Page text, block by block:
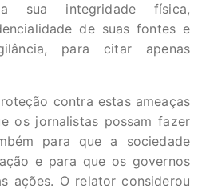
sua integridade física,
de suas fontes e
para citar apenas
contra estas ameaças
os jornalistas possam fazer
para que a sociedade
e para que os governos
ações. O relator considerou